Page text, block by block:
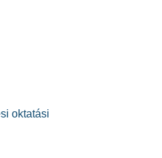
oktatási